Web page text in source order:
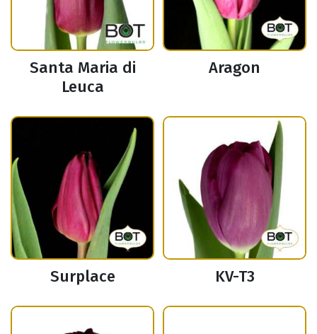
Santa Maria di
Leuca
Aragon
Surplace KV-T3